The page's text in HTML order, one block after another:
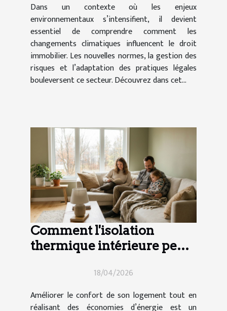
Dans un contexte où les enjeux
environnementaux s’intensifient, il devient
essentiel de comprendre comment les
changements climatiques influencent le droit
immobilier. Les nouvelles normes, la gestion des
risques et l’adaptation des pratiques légales
bouleversent ce secteur. Découvrez dans cet...
Comment l'isolation
thermique intérieure peut-
18/04/2026
Améliorer le confort de son logement tout en
réalisant des économies d’énergie est un